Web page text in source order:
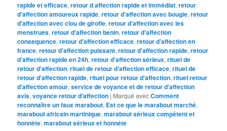
rapide et efficace,retour d affection rapide et immédiat,retour
d'affection amoureux rapide,retour d'affection avec bougie,retour
d'affection avec clou de girofle,retour d'affection avec les
menstrues,retour d'affection benin,retour d'affection
consequence,retour d'affection efficace,retour d'affection en
france,retour d'affection puissant,retour d'affection rapide,retour
d'affection rapide en 24h,retour d'affection sérieux,rituel de
retour d'affection,rituel de retour d'affection efficace,rituel de
retour d'affection rapide,rituel pour retour d'affection,rituel retour
d'affection amour,service de voyance et de retour d'affection
avis,voyance retour d'affection | Marqué avecComment
reconnaître un faux marabout, Est ce que le marabout marché,
marabout africain martinique,marabout sérieux compétent et
honnête,marabout sérieux et honnête